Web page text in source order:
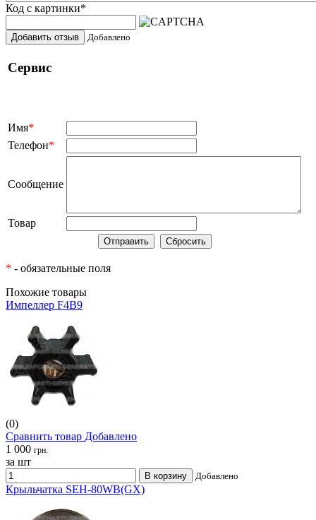
Код с картинки*
Добавить отзыв Добавлено
Сервис
Имя*
Телефон*
Сообщение
Товар
* - обязательные поля
Похожие товары
Импеллер F4B9
(0)
Сравнить товар Добавлено
1 000 грн.
за шт
В корзину Добавлено
Крыльчатка SEH-80WB(GX)